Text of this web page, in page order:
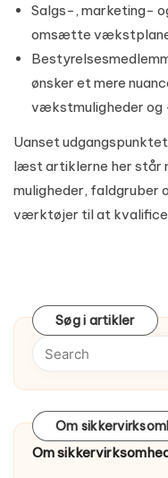
Salgs-, marketing-
omsætte
ønsker et mere
vækstmuligheder og
Uanset
læst artiklerne her står
muligheder, faldgruber
værktøjer til at
Søg i artikler
Om
Om